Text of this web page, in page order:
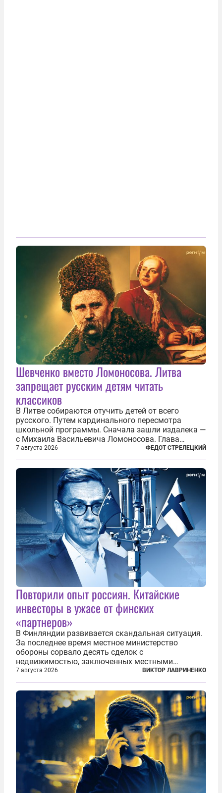
Шевченко вместо Ломоносова. Литва
запрещает русским детям читать
классиков
В Литве собираются отучить детей от всего
русского. Путем кардинального пересмотра
школьной программы. Сначала зашли издалека —
с Михаила Васильевича Ломоносова. Глава
правительства Литвы Миндаугас Синкявичюс
предложил исключить его тексты из программ
общего образования. Мотивировал он это тем,
7 августа 2026 ФЕДОТ СТРЕЛЕЦКИЙ
Повторили опыт россиян. Китайские
инвесторы в ужасе от финских
«партнеров»
В Финляндии развивается скандальная ситуация.
За последнее время местное министерство
обороны сорвало десять сделок с
недвижимостью, заключенных местными
фирмами с китайским капиталом. Чиновники
заявили, что они могли заключаться с целью
создания в Финляндии шпионской сети, чтобы
следить за...
7 августа 2026 ВИКТОР ЛАВРИНЕНКО